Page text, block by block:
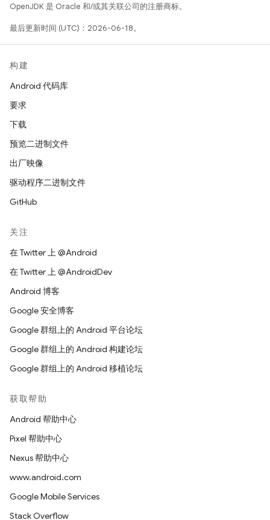
OpenJDK 是 Oracle 和/或其关联公司的注册商标。
最后更新时间 (UTC)：2026-06-18。
构建
Android 代码库
要求
下载
预览二进制文件
出厂映像
驱动程序二进制文件
GitHub
关注
在 Twitter 上 @Android
在 Twitter 上 @AndroidDev
Android 博客
Google 安全博客
Google 群组上的 Android 平台论坛
Google 群组上的 Android 构建论坛
Google 群组上的 Android 移植论坛
获取帮助
Android 帮助中心
Pixel 帮助中心
Nexus 帮助中心
www.android.com
Google Mobile Services
Stack Overflow